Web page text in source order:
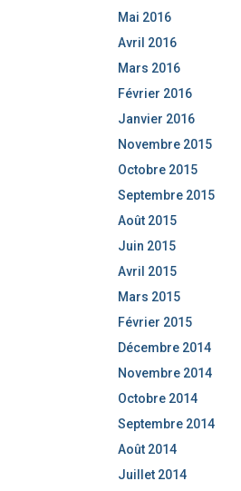
Mai 2016
Avril 2016
Mars 2016
Février 2016
Janvier 2016
Novembre 2015
Octobre 2015
Septembre 2015
Août 2015
Juin 2015
Avril 2015
Mars 2015
Février 2015
Décembre 2014
Novembre 2014
Octobre 2014
Septembre 2014
Août 2014
Juillet 2014